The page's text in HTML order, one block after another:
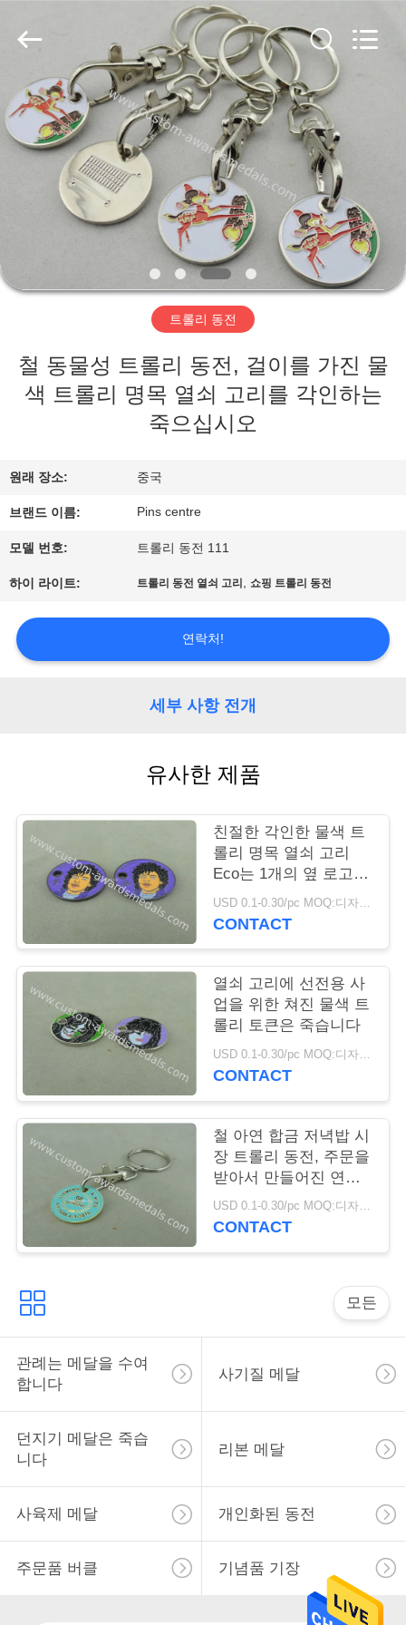
집
제
우
리
대
공
장
여
행
세
스
우
사
이
트
맵
PRIVACY
POLICY
company
Developed
ECER
트롤리 동전
철 동물성 트롤리 동전, 걸이를 가진 물
색 트롤리 명목 열쇠 고리를 각인하는
죽으십시오
원래 장소: 중국
브랜드 이름: Pins centre
모델 번호: 트롤리 동전 111
하이 라이트: 트롤리 동전 열쇠 고리 , 쇼핑 트롤리 동전
연락처!
세부 사항 전개
유사한 제품
친절한 각인한 물색 트
롤리 명목 열쇠 고리
Eco는 1개의 옆 로고를
가진 죽습니다
USD 0.1-0.30/pc MOQ:디자인 당 100 PC
CONTACT
열쇠 고리에 선전용 사
업을 위한 쳐진 물색 트
롤리 토큰은 죽습니다
USD 0.1-0.30/pc MOQ:디자인 당 100 PC
CONTACT
철 아연 합금 저녁밥 시
장 트롤리 동전, 주문을
받아서 만들어진 연약
한 사기질 동전
USD 0.1-0.30/pc MOQ:디자인 당 100 PC
CONTACT
모든
관례는 메달을 수여
합니다
사기질 메달
던지기 메달은 죽습
니다
리본 메달
사육제 메달 개인화된 동전
주문품 버클 기념품 기장